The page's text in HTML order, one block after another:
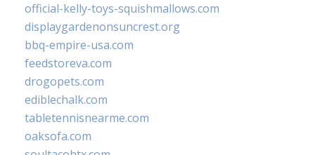
official-kelly-toys-squishmallows.com
displaygardenonsuncrest.org
bbq-empire-usa.com
feedstoreva.com
drogopets.com
ediblechalk.com
tabletennisnearme.com
oaksofa.com